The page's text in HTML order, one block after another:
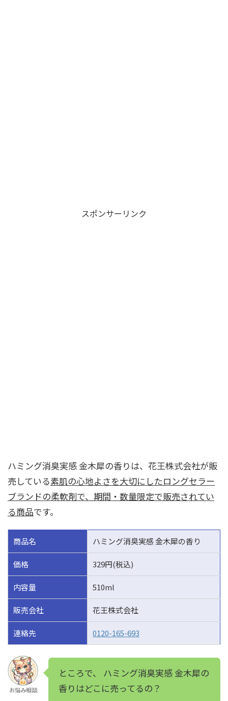
スポンサーリンク
ハミング消臭実感 金木犀の香りは、花王株式会社が販
売している素肌の心地よさを大切にしたロングセラー
ブランドの柔軟剤で、期間・数量限定で販売されてい
る商品です。
商品名 ハミング消臭実感 金木犀の香り
価格 329円(税込)
内容量 510ml
販売会社 花王株式会社
連絡先 0120-165-693
お悩み相談
ところで、 ハミング消臭実感 金木犀の
香りはどこに売ってるの？